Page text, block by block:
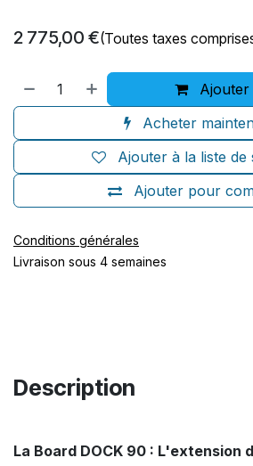
2 775,00 €(Toutes taxes
Acheter
Ajouter pour
Ajouter à la liste de
Conditions générales
Livraison sous 4 semaines
Description
La Board DOCK 90 : L'extension